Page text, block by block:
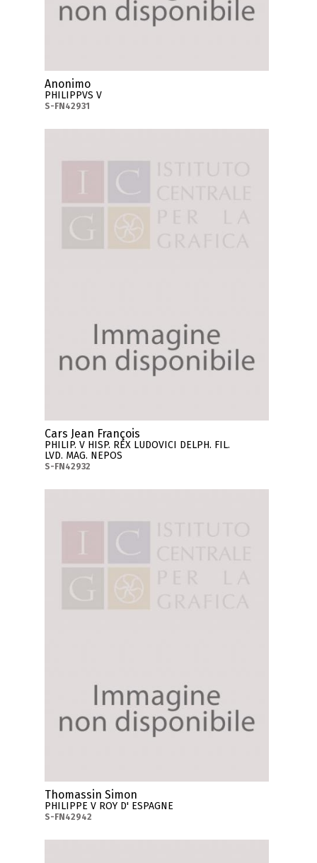
Anonimo
PHILIPPVS V
S-FN42931
Cars Jean François
PHILIP. V HISP. REX LUDOVICI DELPH. FIL.
LVD. MAG. NEPOS
S-FN42932
Thomassin Simon
PHILIPPE V ROY D' ESPAGNE
S-FN42942